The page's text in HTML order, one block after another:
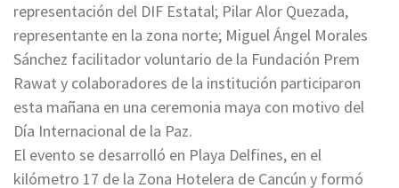
representación del DIF Estatal; Pilar Alor Quezada,
representante en la zona norte; Miguel Ángel Morales
Sánchez facilitador voluntario de la Fundación Prem
Rawat y colaboradores de la institución participaron
esta mañana en una ceremonia maya con motivo del
Día Internacional de la Paz.
El evento se desarrolló en Playa Delfines, en el
kilómetro 17 de la Zona Hotelera de Cancún y formó